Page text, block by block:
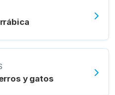
y gatos